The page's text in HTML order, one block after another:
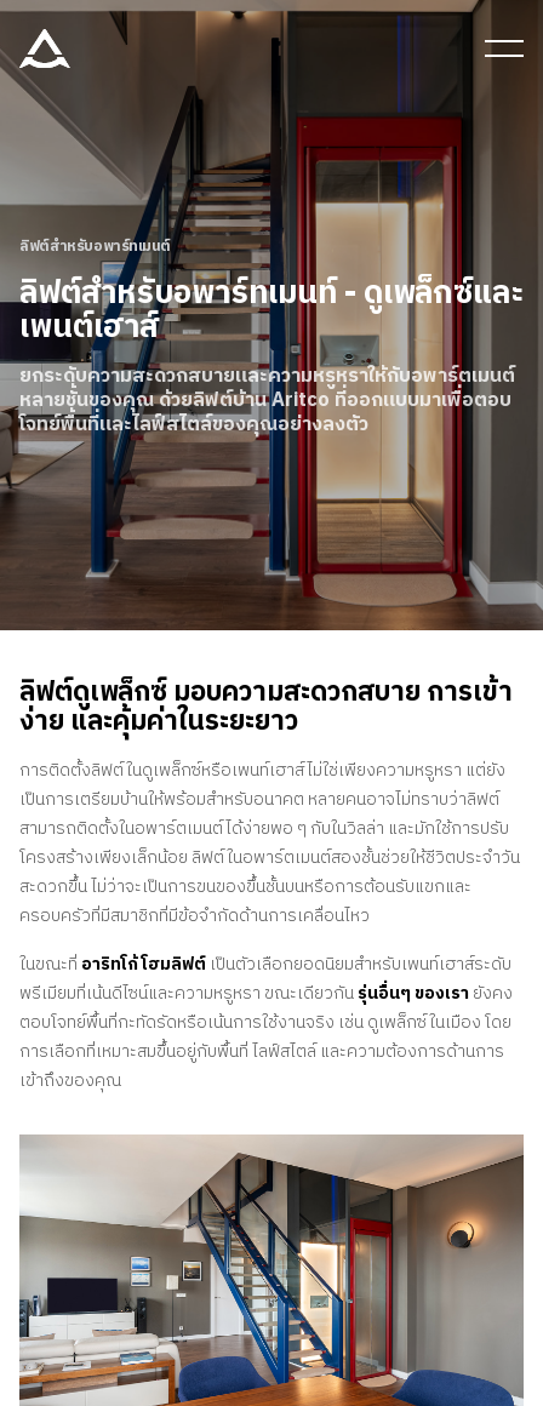
เครื่องมือและเอกสาร
บล็อก & ข่าวสาร
ผลิตภัณฑ์
เกี่ยวกับ ARITCO
สําหรับมืออาชีพ
สั่งซื้อ Digital HomeKit
ติดต่อเรา
สอบถามราคาประเมิน
คําถามที่พบบ่อย
TH
ลิฟต์สำหรับอพาร์ทเมนต์
ลิฟต์สําหรับอพาร์ทเมนท์ - ดูเพล็กซ์และ
เพนต์เฮาส์
ยกระดับความสะดวกสบายและความหรูหราให้กับอพาร์ตเมนต์
หลายชั้นของคุณ ด้วยลิฟต์บ้าน Aritco ที่ออกแบบมาเพื่อตอบ
โจทย์พื้นที่และไลฟ์สไตล์ของคุณอย่างลงตัว
ลิฟต์ดูเพล็กซ์ มอบความสะดวกสบาย การเข้า
ง่าย และคุ้มค่าในระยะยาว
การติดตั้งลิฟต์ในดูเพล็กซ์หรือเพนท์เฮาส์ไม่ใช่เพียงความหรูหรา แต่ยัง
เป็นการเตรียมบ้านให้พร้อมสำหรับอนาคต หลายคนอาจไม่ทราบว่าลิฟต์
สามารถติดตั้งในอพาร์ตเมนต์ได้ง่ายพอ ๆ กับในวิลล่า และมักใช้การปรับ
โครงสร้างเพียงเล็กน้อย ลิฟต์ในอพาร์ตเมนต์สองชั้นช่วยให้ชีวิตประจำวัน
สะดวกขึ้น ไม่ว่าจะเป็นการขนของขึ้นชั้นบนหรือการต้อนรับแขกและ
ครอบครัวที่มีสมาชิกที่มีข้อจำกัดด้านการเคลื่อนไหว
ในขณะที่ อาริทโก้ โฮมลิฟต์ เป็นตัวเลือกยอดนิยมสำหรับเพนท์เฮาส์ระดับ
พรีเมียมที่เน้นดีไซน์และความหรูหรา ขณะเดียวกันรุ่นอื่นๆ ของเรา ยังคง
ตอบโจทย์พื้นที่กะทัดรัดหรือเน้นการใช้งานจริง เช่น ดูเพล็กซ์ในเมือง โดย
การเลือกที่เหมาะสมขึ้นอยู่กับพื้นที่ ไลฟ์สไตล์ และความต้องการด้านการ
เข้าถึงของคุณ